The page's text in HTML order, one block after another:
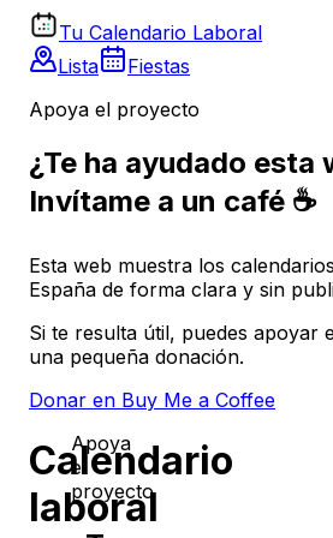
Tu Calendario Laboral
Lista
Fiestas
Apoya el proyecto
¿Te ha ayudado esta
Invítame a un café ☕
Esta web muestra los
España de forma clara y sin
Si te resulta útil, puedes apoyar
una pequeña donación.
Donar en Buy Me a Coffee
Calendario
laboral
Apoya
el
proyecto